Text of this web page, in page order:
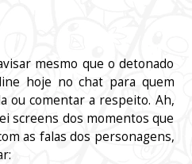
mesmo que o detonado
hoje no chat para quem
ou comentar a respeito. Ah,
screens dos momentos que
as falas dos personagens,